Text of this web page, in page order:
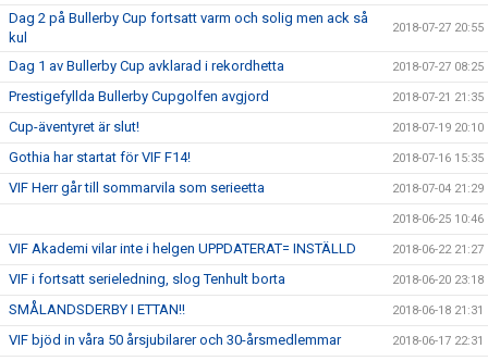
Dag 2 på Bullerby Cup fortsatt varm och solig men ack så
kul
2018-07-27 20:55
Dag 1 av Bullerby Cup avklarad i rekordhetta 2018-07-27 08:25
Prestigefyllda Bullerby Cupgolfen avgjord 2018-07-21 21:35
Cup-äventyret är slut! 2018-07-19 20:10
Gothia har startat för VIF F14! 2018-07-16 15:35
VIF Herr går till sommarvila som serieetta 2018-07-04 21:29
2018-06-25 10:46
VIF Akademi vilar inte i helgen UPPDATERAT= INSTÄLLD 2018-06-22 21:27
VIF i fortsatt serieledning, slog Tenhult borta 2018-06-20 23:18
SMÅLANDSDERBY I ETTAN!! 2018-06-18 21:31
VIF bjöd in våra 50 årsjubilarer och 30-årsmedlemmar 2018-06-17 22:31